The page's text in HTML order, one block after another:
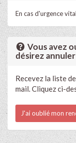
En cas d'urgence
Vous avez
désirez
Recevez la liste
mail. Cliquez ci-
J'ai oublié mon